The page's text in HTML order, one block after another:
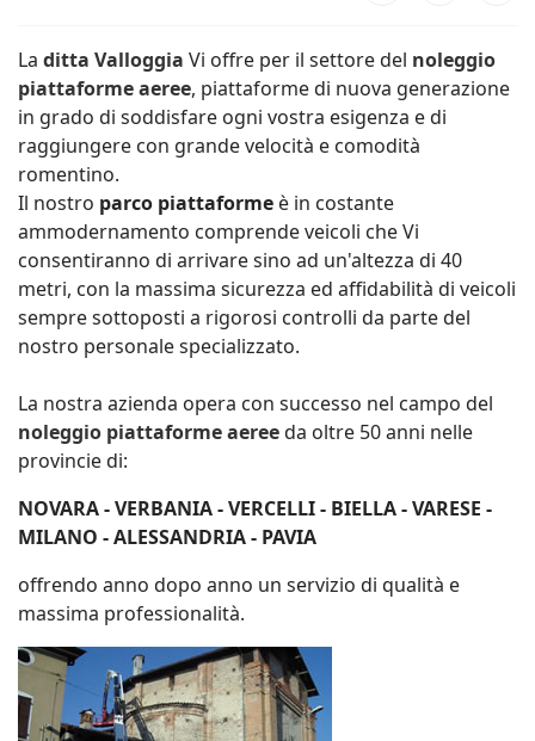
La ditta Valloggia Vi offre per il settore del noleggio
piattaforme aeree, piattaforme di nuova generazione
in grado di soddisfare ogni vostra esigenza e di
raggiungere con grande velocità e comodità
romentino.
Il nostro parco piattaforme è in costante
ammodernamento comprende veicoli che Vi
consentiranno di arrivare sino ad un'altezza di 40
metri, con la massima sicurezza ed affidabilità di veicoli
sempre sottoposti a rigorosi controlli da parte del
nostro personale specializzato.
La nostra azienda opera con successo nel campo del
noleggio piattaforme aereeda oltre 50 anni nelle
provincie di:
NOVARA - VERBANIA - VERCELLI - BIELLA - VARESE -
MILANO - ALESSANDRIA - PAVIA
offrendo anno dopo anno un servizio di qualità e
massima professionalità.